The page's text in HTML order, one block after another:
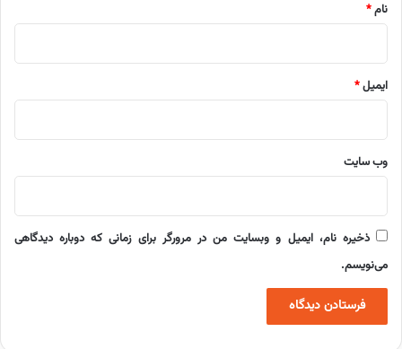
نام*
ایمیل*
وب‌ سایت
ذخیره نام، ایمیل و وبسایت من در مرورگر برای زمانی که دوباره دیدگاهی
می‌نویسم.